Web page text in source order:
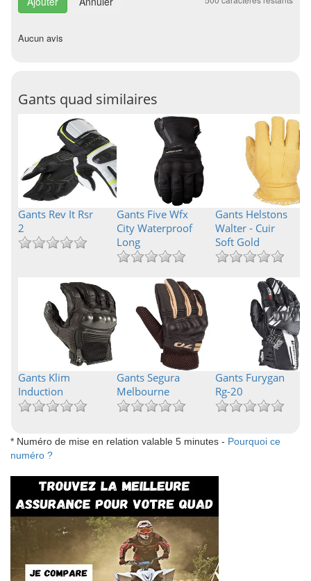
Aucun avis
Gants quad similaires
Gants Rev It Rsr
2
Gants Five Wfx
City Waterproof
Long
Gants Helstons
Walter - Cuir
Soft Gold
Gants Klim
Induction
Gants Segura
Melbourne
Gants Furygan
Rg-20
* Numéro de mise en relation valable 5 minutes - Pourquoi ce
numéro ?